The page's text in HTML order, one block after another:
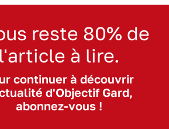
reste 80% de
l'article à lire.
continuer à découvrir
d'Objectif Gard,
abonnez-vous !